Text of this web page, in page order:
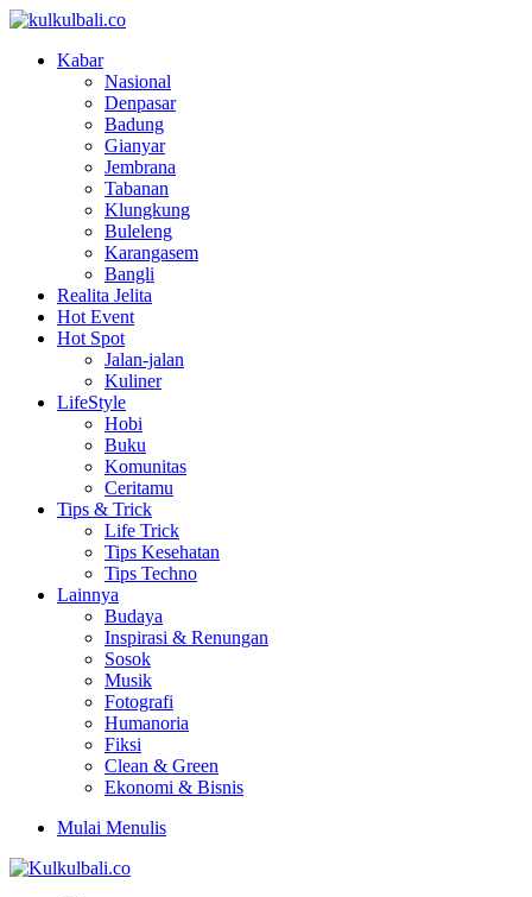
Kabar
Nasional
Denpasar
Badung
Gianyar
Jembrana
Tabanan
Klungkung
Buleleng
Karangasem
Bangli
Realita Jelita
Hot Event
Hot Spot
Jalan-jalan
Kuliner
LifeStyle
Hobi
Buku
Komunitas
Ceritamu
Tips & Trick
Life Trick
Tips Kesehatan
Tips Techno
Lainnya
Budaya
Inspirasi & Renungan
Sosok
Musik
Fotografi
Humanoria
Fiksi
Clean & Green
Ekonomi & Bisnis
Mulai Menulis